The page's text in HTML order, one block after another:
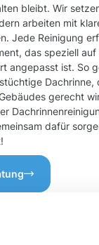
bleibt. Wir
arbeiten mit
Jede Reinigung
das speziell
angepasst ist. So
Dachrinne,
gerecht
dafür